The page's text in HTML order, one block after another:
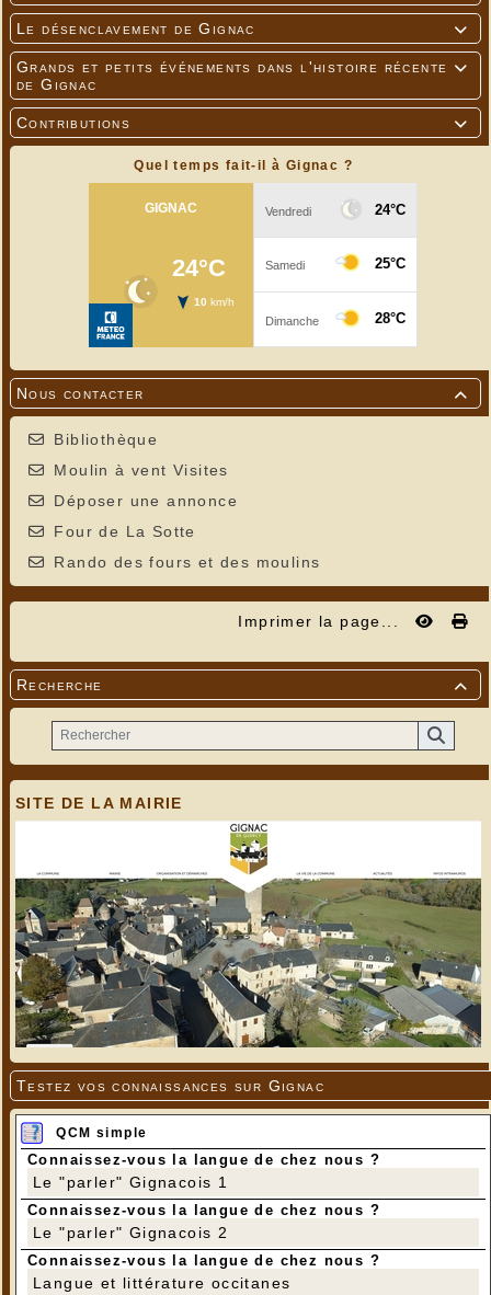

Le désenclavement de Gignac

Grands et petits événements dans l'histoire récente
de Gignac

Contributions
Quel temps fait-il à Gignac ?

Nous contacter
Bibliothèque
Moulin à vent Visites
Déposer une annonce
Four de La Sotte
Rando des fours et des moulins
Imprimer la page...

Recherche
SITE DE LA MAIRIE
Testez vos connaissances sur Gignac
QCM simple
Connaissez-vous la langue de chez nous ?
Le "parler" Gignacois 1
Connaissez-vous la langue de chez nous ?
Le "parler" Gignacois 2
Connaissez-vous la langue de chez nous ?
Langue et littérature occitanes